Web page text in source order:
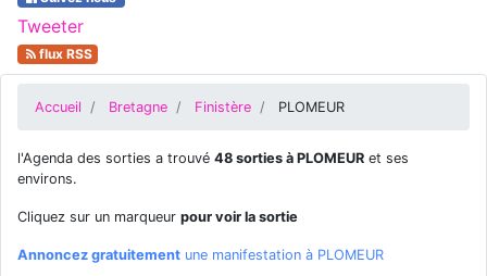
Tweeter
flux RSS
Accueil Bretagne Finistère PLOMEUR
l'Agenda des sorties a trouvé 48 sorties à PLOMEUR et ses
environs.
Cliquez sur un marqueur pour voir la sortie
Annoncez gratuitement une manifestation à PLOMEUR